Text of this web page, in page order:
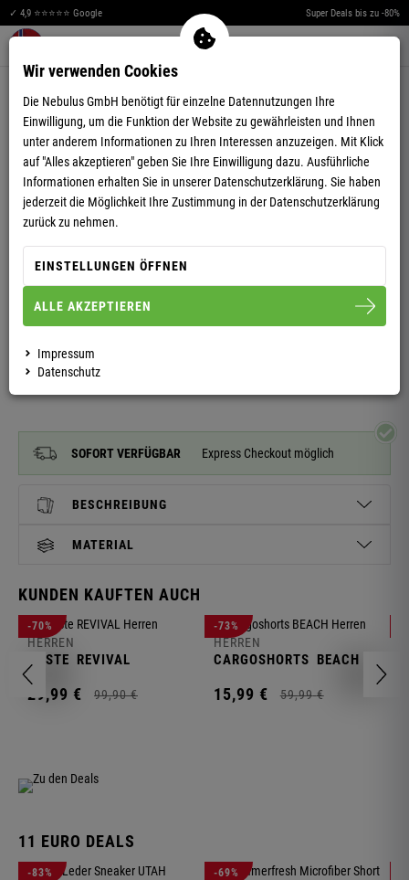
✓ 4,9 ⭐⭐⭐⭐⭐ Google Super Deals bis zu -80%
Warenkorb aufklappen
SOFTSHELLJACKE PUKA HERREN
SOFORT VERFÜGBAR Express Checkout möglich
BESCHREIBUNG
MATERIAL
KUNDEN KAUFTEN AUCH
-70%
HERREN
WESTE REVIVAL
29,99 € 99,90 €
-73%
HERREN
CARGOSHORTS BEACH
15,99 € 59,99 €
11 EURO DEALS
-83% -69%
Wir verwenden Cookies
Die Nebulus GmbH benötigt für einzelne Datennutzungen Ihre
Einwilligung, um die Funktion der Website zu gewährleisten und Ihnen
unter anderem Informationen zu Ihren Interessen anzuzeigen. Mit Klick
auf "Alles akzeptieren" geben Sie Ihre Einwilligung dazu. Ausführliche
Informationen erhalten Sie in unserer Datenschutzerklärung. Sie haben
jederzeit die Möglichkeit Ihre Zustimmung in der Datenschutzerklärung
zurück zu nehmen.
EINSTELLUNGEN ÖFFNEN
ALLE AKZEPTIEREN
Impressum
Datenschutz